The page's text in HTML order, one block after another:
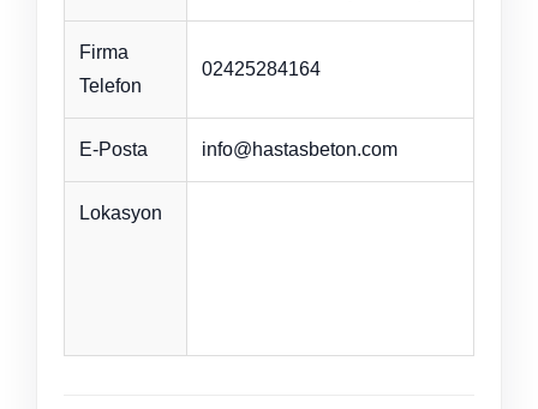
Firma
Telefon
02425284164
E-Posta info@hastasbeton.com
Lokasyon